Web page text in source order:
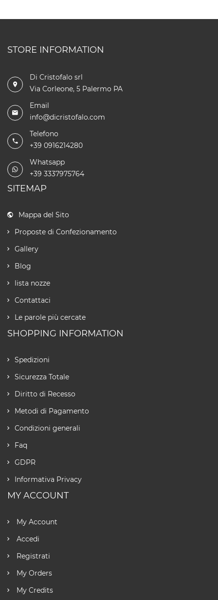
STORE INFORMATION
Di Cristofalo srl
Via Corleone, 5 Palermo PA
Email
info@dicristofalo.com
Telefono
+39 0916214280
Whatsapp
+39 3337975764
SITEMAP
Mappa del Sito
Proposte di Confezionamento
Gallery
Blog
lista nozze
Contattaci
Le parole più cercate
SHOPPING INFORMATION
Spedizioni
Sicurezza Totale
Diritto di Recesso
Metodi di Pagamento
Condizioni generali
Faq
GDPR
Informativa Privacy
MY ACCOUNT
My Account
Accedi
Registrati
My Orders
My Credits